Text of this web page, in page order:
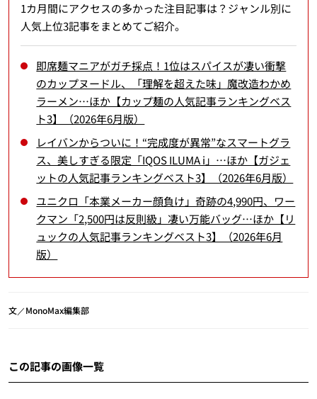
1カ月間にアクセスの多かった注目記事は？ジャンル別に
人気上位3記事をまとめてご紹介。
即席麺マニアがガチ採点！1位はスパイスが凄い衝撃
のカップヌードル、「理解を超えた味」魔改造わかめ
ラーメン…ほか【カップ麺の人気記事ランキングベス
ト3】（2026年6月版）
レイバンからついに！“完成度が異常”なスマートグラ
ス、美しすぎる限定「IQOS ILUMA i」…ほか【ガジェ
ットの人気記事ランキングベスト3】（2026年6月版）
ユニクロ「本業メーカー顔負け」奇跡の4,990円、ワー
クマン「2,500円は反則級」凄い万能バッグ…ほか【リ
ュックの人気記事ランキングベスト3】（2026年6月
版）
文／MonoMax編集部
この記事の画像一覧